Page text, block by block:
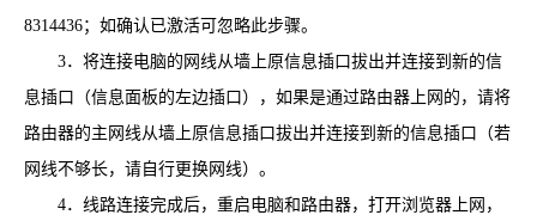
8314436；如确认已激活可忽略此步骤。
3．将连接电脑的网线从墙上原信息插口拔出并连接到新的信
息插口（信息面板的左边插口），如果是通过路由器上网的，请将
路由器的主网线从墙上原信息插口拔出并连接到新的信息插口（若
网线不够长，请自行更换网线）。
4．线路连接完成后，重启电脑和路由器，打开浏览器上网，